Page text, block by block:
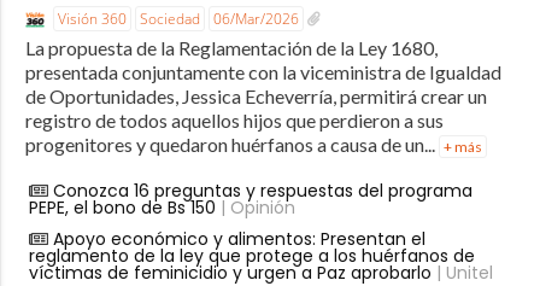
Visión 360 Sociedad 06/Mar/2026
La propuesta de la Reglamentación de la Ley 1680,
presentada conjuntamente con la viceministra de Igualdad
de Oportunidades, Jessica Echeverría, permitirá crear un
registro de todos aquellos hijos que perdieron a sus
progenitores y quedaron huérfanos a causa de un...
+ más
Conozca 16 preguntas y respuestas del programa
PEPE, el bono de Bs 150 | Opinión
Apoyo económico y alimentos: Presentan el
reglamento de la ley que protege a los huérfanos de
víctimas de feminicidio y urgen a Paz aprobarlo | Unitel